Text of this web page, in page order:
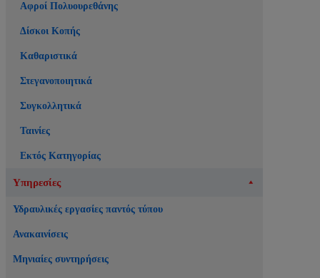
Αφροί Πολυουρεθάνης
Δίσκοι Κοπής
Καθαριστικά
Στεγανοποιητικά
Συγκολλητικά
Ταινίες
Εκτός Κατηγορίας
Υπηρεσίες
Υδραυλικές εργασίες παντός τύπου
Ανακαινίσεις
Μηνιαίες συντηρήσεις